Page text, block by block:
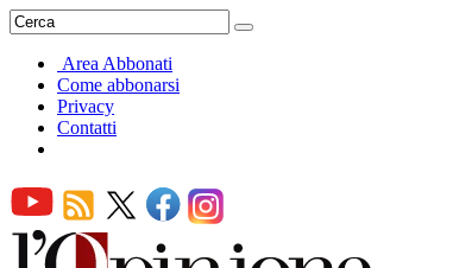
Area Abbonati
Come abbonarsi
Privacy
Contatti